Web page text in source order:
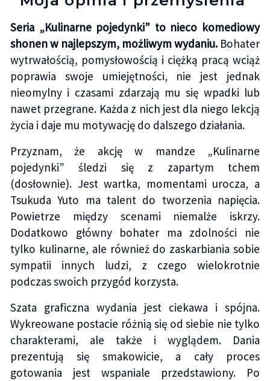
Seria „Kulinarne pojedynki” to nieco komediowy
shonen w najlepszym, możliwym wydaniu. Bohater
wytrwałością, pomysłowością i ciężką pracą wciąż
poprawia swoje umiejętności, nie jest jednak
nieomylny i czasami zdarzają mu się wpadki lub
nawet przegrane. Każda z nich jest dla niego lekcją
życia i daje mu motywację do dalszego działania.
Przyznam, że akcję w mandze „Kulinarne
pojedynki” śledzi się z zapartym tchem
(dosłownie). Jest wartka, momentami urocza, a
Tsukuda Yuto ma talent do tworzenia napięcia.
Powietrze między scenami niemalże iskrzy.
Dodatkowo główny bohater ma zdolności nie
tylko kulinarne, ale również do zaskarbiania sobie
sympatii innych ludzi, z czego wielokrotnie
podczas swoich przygód korzysta.
Szata graficzna wydania jest ciekawa i spójna.
Wykreowane postacie różnią się od siebie nie tylko
charakterami, ale także i wyglądem. Dania
prezentują się smakowicie, a cały proces
gotowania jest wspaniale przedstawiony. Po